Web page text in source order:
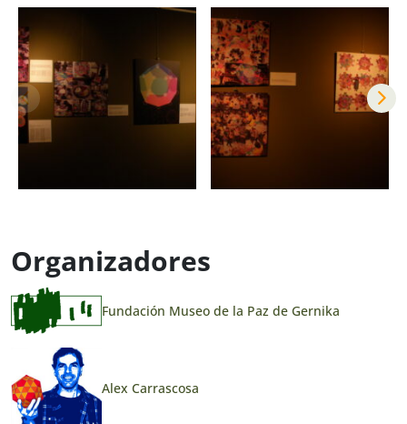
Organizadores
Fundación Museo de la Paz de Gernika
Alex Carrascosa